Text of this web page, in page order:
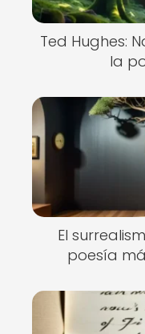
Ted Hughes:
la
El
poesía